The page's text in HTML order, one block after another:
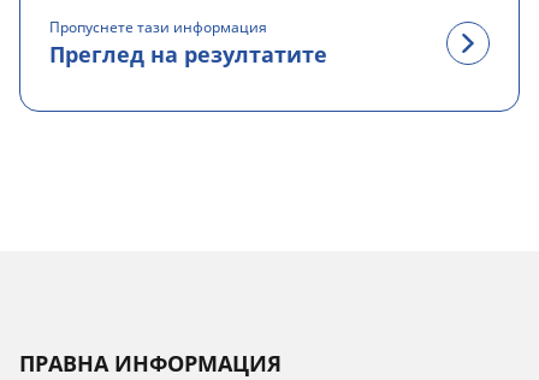
Пропуснете тази информация
Преглед на резултатите
ПРАВНА ИНФОРМАЦИЯ